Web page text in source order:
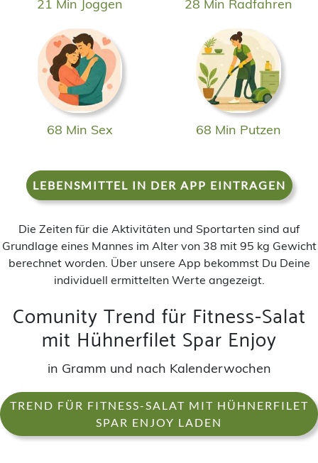
21 Min Joggen 28 Min Radfahren
68 Min Sex 68 Min Putzen
LEBENSMITTEL IN DER APP EINTRAGEN
Die Zeiten für die Aktivitäten und Sportarten sind auf
Grundlage eines Mannes im Alter von 38 mit 95 kg Gewicht
berechnet worden. Über unsere App bekommst Du Deine
individuell ermittelten Werte angezeigt.
Comunity Trend für Fitness-Salat
mit Hühnerfilet Spar Enjoy
in Gramm und nach Kalenderwochen
TREND FÜR FITNESS-SALAT MIT HÜHNERFILET
SPAR ENJOY LADEN